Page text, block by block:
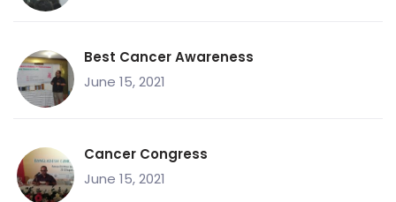
Best Cancer Awareness
June 15, 2021
Cancer Congress
June 15, 2021